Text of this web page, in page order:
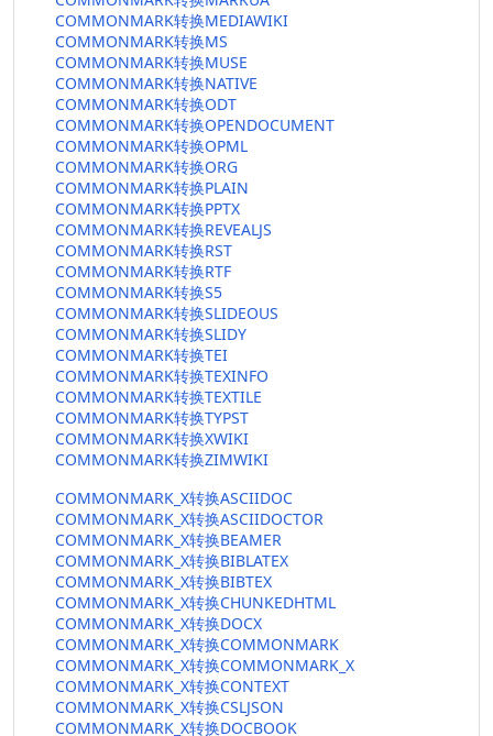
COMMONMARK转换MEDIAWIKI
COMMONMARK转换MS
COMMONMARK转换MUSE
COMMONMARK转换NATIVE
COMMONMARK转换ODT
COMMONMARK转换OPENDOCUMENT
COMMONMARK转换OPML
COMMONMARK转换ORG
COMMONMARK转换PLAIN
COMMONMARK转换PPTX
COMMONMARK转换REVEALJS
COMMONMARK转换RST
COMMONMARK转换RTF
COMMONMARK转换S5
COMMONMARK转换SLIDEOUS
COMMONMARK转换SLIDY
COMMONMARK转换TEI
COMMONMARK转换TEXINFO
COMMONMARK转换TEXTILE
COMMONMARK转换TYPST
COMMONMARK转换XWIKI
COMMONMARK转换ZIMWIKI
COMMONMARK_X转换ASCIIDOC
COMMONMARK_X转换ASCIIDOCTOR
COMMONMARK_X转换BEAMER
COMMONMARK_X转换BIBLATEX
COMMONMARK_X转换BIBTEX
COMMONMARK_X转换CHUNKEDHTML
COMMONMARK_X转换DOCX
COMMONMARK_X转换COMMONMARK
COMMONMARK_X转换COMMONMARK_X
COMMONMARK_X转换CONTEXT
COMMONMARK_X转换CSLJSON
COMMONMARK_X转换DOCBOOK